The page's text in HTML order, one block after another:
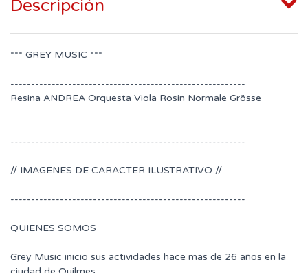
Descripción
*** GREY MUSIC ***
---------------------------------------------------------
Resina ANDREA Orquesta Viola Rosin Normale Grösse
---------------------------------------------------------
// IMAGENES DE CARACTER ILUSTRATIVO //
---------------------------------------------------------
QUIENES SOMOS
Grey Music inicio sus actividades hace mas de 26 años en la